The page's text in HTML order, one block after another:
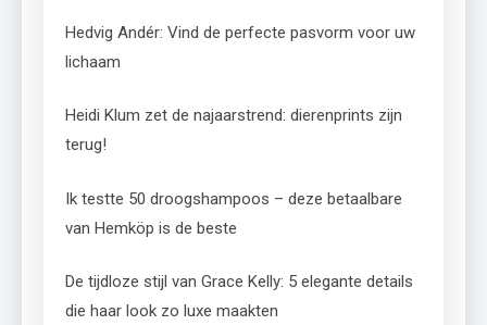
Hedvig Andér: Vind de perfecte pasvorm voor uw
lichaam
Heidi Klum zet de najaarstrend: dierenprints zijn
terug!
Ik testte 50 droogshampoos – deze betaalbare
van Hemköp is de beste
De tijdloze stijl van Grace Kelly: 5 elegante details
die haar look zo luxe maakten